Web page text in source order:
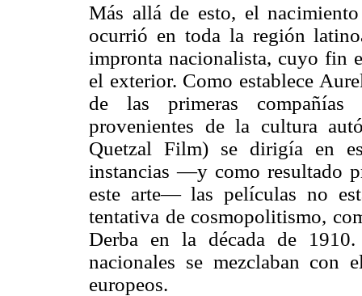
Más allá de esto, el
ocurrió en toda la región
impronta nacionalista, cuyo fin
el exterior. Como establece
de las primeras compañías
provenientes de la cultura
Quetzal Film) se dirigía en
instancias —y como resultado
este arte— las películas no
tentativa de cosmopolitismo,
Derba en la década de
nacionales se mezclaban con
europeos.